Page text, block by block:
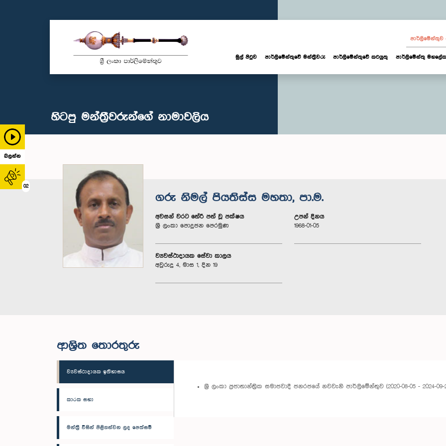
බලන්න
02
පාර්ලි‌මේන්තුව
මුල් පිටුව පාර්ලි‌මේන්තුවේ මන්ත්‍රීවරු පාර්ලිමේන්තුවේ කටයුතු පාර්ලිමේන්තු
හිටපු මන්ත්‍රීවරුන්ගේ නාමාවලිය
ගරු නිමල් පියතිස්ස මහතා, පා.ම.
අවසන් වරට තේරී පත් වූ පක්ෂය
ශ්‍රී ලංකා පොදුජන පෙරමුණ
උපන් දිනය
1968-01-05
ව්‍යවස්ථාදායක සේවා කාලය
අවුරුදු 4, මාස 1, දින 19
ආශ්‍රිත තොරතුරු
ව්‍යවස්ථාදායක ඉතිහාසය
කාරක සභා
මන්ත්‍රී විසින් පිළිගන්වන ලද පෙත්සම්
ශ්‍රී ලංකා ප්‍රජාතාන්ත්‍රික සමාජවාදී ජනරජයේ නවවැනි පාර්ලිමේන්තුව (2020-08-05 - 2024-09-